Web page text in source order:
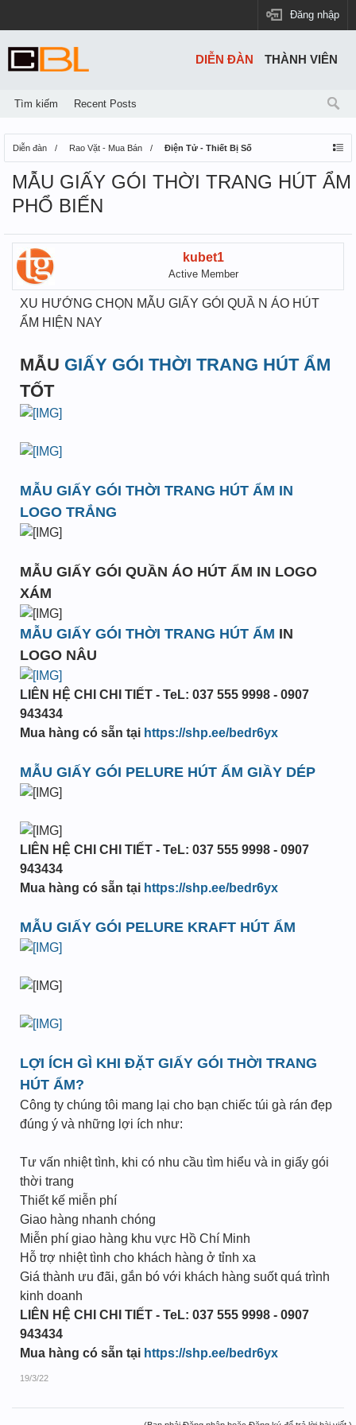
Đăng nhập
Diễn đàn Rao Vặt - Mua Bán Điện Tử - Thiết Bị Số
MẪU GIẤY GÓI THỜI TRANG HÚT ẨM
PHỔ BIẾN
kubet1
Active Member
XU HƯỚNG CHỌN MẪU GIẤY GÓI QUẦ N ÁO HÚT
ẨM HIỆN NAY
MẪU GIẤY GÓI THỜI TRANG HÚT ẨM
TỐT
MẪU GIẤY GÓI THỜI TRANG HÚT ẨM IN
LOGO TRẮNG
MẪU GIẤY GÓI QUẦN ÁO HÚT ẨM IN LOGO
XÁM
MẪU GIẤY GÓI THỜI TRANG HÚT ẨM IN
LOGO NÂU
LIÊN HỆ CHI CHI TIẾT - TeL: 037 555 9998 - 0907
943434
Mua hàng có sẵn tại https://shp.ee/bedr6yx
MẪU GIẤY GÓI PELURE HÚT ẨM GIẦY DÉP
LIÊN HỆ CHI CHI TIẾT - TeL: 037 555 9998 - 0907
943434
Mua hàng có sẵn tại https://shp.ee/bedr6yx
MẪU GIẤY GÓI PELURE KRAFT HÚT ẨM
LỢI ÍCH GÌ KHI ĐẶT GIẤY GÓI THỜI TRANG
HÚT ẨM?
Công ty chúng tôi mang lại cho bạn chiếc túi gà rán đẹp
đúng ý và những lợi ích như:
Tư vấn nhiệt tình, khi có nhu cầu tìm hiểu và in giấy gói
thời trang
Thiết kế miễn phí
Giao hàng nhanh chóng
Miễn phí giao hàng khu vực Hồ Chí Minh
Hỗ trợ nhiệt tình cho khách hàng ở tỉnh xa
Giá thành ưu đãi, gắn bó với khách hàng suốt quá trình
kinh doanh
LIÊN HỆ CHI CHI TIẾT - TeL: 037 555 9998 - 0907
943434
Mua hàng có sẵn tại https://shp.ee/bedr6yx
19/3/22
DIỄN ĐÀN
Tìm kiếm Recent Posts
THÀNH VIÊN